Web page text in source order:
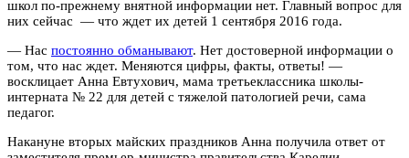
школ по-прежнему внятной информации нет. Главный вопрос для
них сейчас — что ждет их детей 1 сентября 2016 года.
— Нас постоянно обманывают. Нет достоверной информации о
том, что нас ждет. Меняются цифры, факты, ответы! —
восклицает Анна Евтухович, мама третьеклассника школы-
интерната № 22 для детей с тяжелой патологией речи, сама
педагог.
Накануне вторых майских праздников Анна получила ответ от